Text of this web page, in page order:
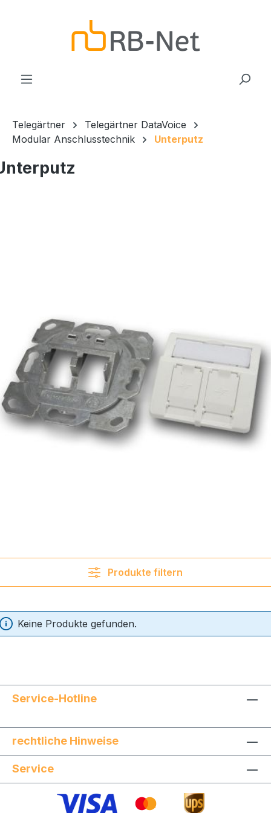
Telegärtner
Telegärtner DataVoice
Modular Anschlusstechnik
Unterputz
Produkte filtern
Keine Produkte gefunden.
Service-Hotline
rechtliche Hinweise
Service